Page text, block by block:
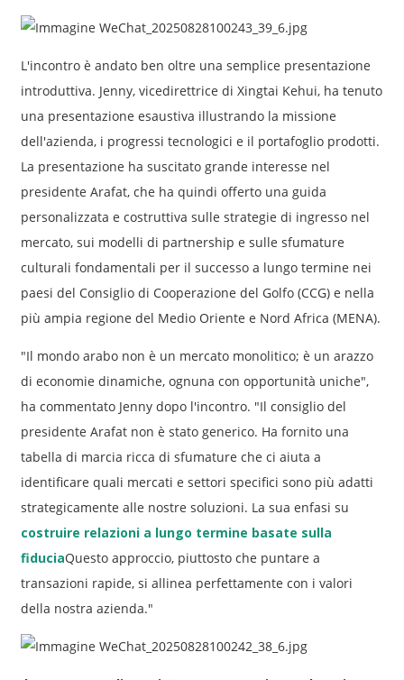
L'incontro è andato ben oltre una semplice presentazione
introduttiva. Jenny, vicedirettrice di Xingtai Kehui, ha tenuto
una presentazione esaustiva illustrando la missione
dell'azienda, i progressi tecnologici e il portafoglio prodotti.
La presentazione ha suscitato grande interesse nel
presidente Arafat, che ha quindi offerto una guida
personalizzata e costruttiva sulle strategie di ingresso nel
mercato, sui modelli di partnership e sulle sfumature
culturali fondamentali per il successo a lungo termine nei
paesi del Consiglio di Cooperazione del Golfo (CCG) e nella
più ampia regione del Medio Oriente e Nord Africa (MENA).
"Il mondo arabo non è un mercato monolitico; è un arazzo
di economie dinamiche, ognuna con opportunità uniche",
ha commentato Jenny dopo l'incontro. "Il consiglio del
presidente Arafat non è stato generico. Ha fornito una
tabella di marcia ricca di sfumature che ci aiuta a
identificare quali mercati e settori specifici sono più adatti
strategicamente alle nostre soluzioni. La sua enfasi su
costruire relazioni a lungo termine basate sulla
fiduciaQuesto approccio, piuttosto che puntare a
transazioni rapide, si allinea perfettamente con i valori
della nostra azienda."